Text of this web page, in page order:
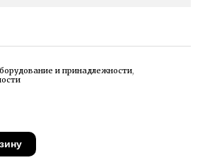
и принадлежности,